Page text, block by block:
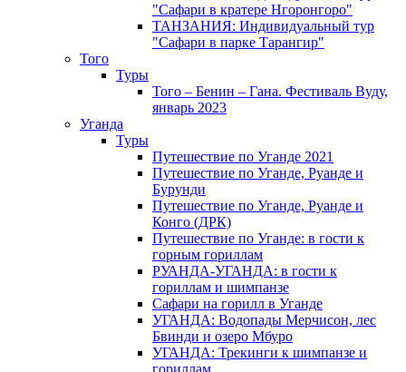
"Сафари в кратере Нгоронгоро"
ТАНЗАНИЯ: Индивидуальный тур
"Сафари в парке Тарангир"
Того
Туры
Того – Бенин – Гана. Фестиваль Вуду,
январь 2023
Уганда
Туры
Путешествие по Уганде 2021
Путешествие по Уганде, Руанде и
Бурунди
Путешествие по Уганде, Руанде и
Конго (ДРК)
Путешествие по Уганде: в гости к
горным гориллам
РУАНДА-УГАНДА: в гости к
гориллам и шимпанзе
Сафари на горилл в Уганде
УГАНДА: Водопады Мерчисон, лес
Бвинди и озеро Мбуро
УГАНДА: Трекинги к шимпанзе и
гориллам